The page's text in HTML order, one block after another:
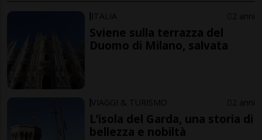
ITALIA 2 anni
Sviene sulla terrazza del
Duomo di Milano, salvata
VIAGGI & TURISMO 2 anni
L’isola del Garda, una storia di
bellezza e nobiltà